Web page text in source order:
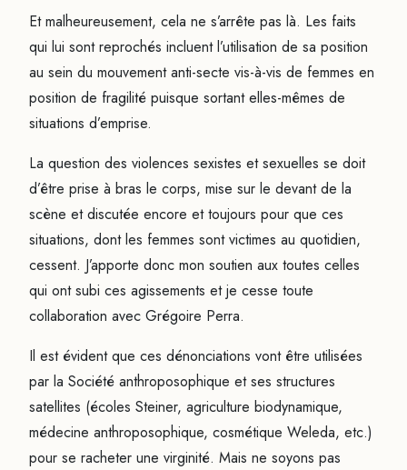
Et malheureusement, cela ne s’arrête pas là. Les faits
qui lui sont reprochés incluent l’utilisation de sa position
au sein du mouvement anti-secte vis-à-vis de femmes en
position de fragilité puisque sortant elles-mêmes de
situations d’emprise.
La question des violences sexistes et sexuelles se doit
d’être prise à bras le corps, mise sur le devant de la
scène et discutée encore et toujours pour que ces
situations, dont les femmes sont victimes au quotidien,
cessent. J’apporte donc mon soutien aux toutes celles
qui ont subi ces agissements et je cesse toute
collaboration avec Grégoire Perra.
Il est évident que ces dénonciations vont être utilisées
par la Société anthroposophique et ses structures
satellites (écoles Steiner, agriculture biodynamique,
médecine anthroposophique, cosmétique Weleda, etc.)
pour se racheter une virginité. Mais ne soyons pas